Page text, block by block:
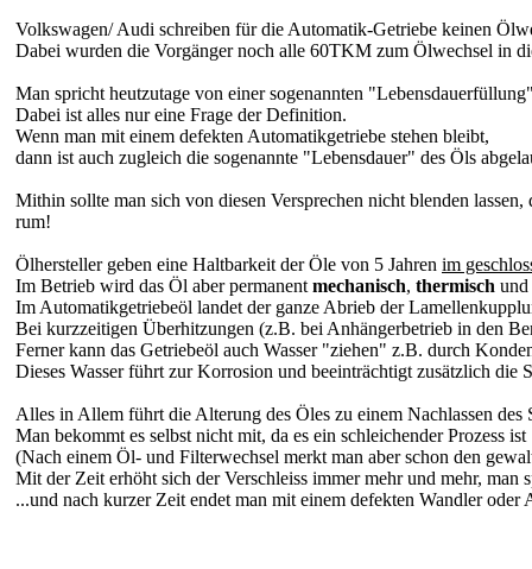
Volkswagen/ Audi schreiben für die Automatik-Getriebe keinen
Dabei wurden die Vorgänger noch alle 60TKM zum Ölwechsel in
Man spricht heutzutage von einer sogenannten
Dabei ist alles nur eine Frage der Definition.
Wenn man mit einem defekten Automatikgetriebe stehen bleibt,
dann ist auch zugleich die sogenannte "Lebensdauer" des Öls
Mithin sollte man sich von diesen Versprechen nicht blenden
rum!
Ölhersteller geben eine Haltbarkeit der Öle von 5 Jahren im
Im Betrieb wird das Öl aber permanent mechanisch, thermisch und
Im Automatikgetriebeöl landet der ganze Abrieb der
Bei kurzzeitigen Überhitzungen (z.B. bei Anhängerbetrieb in den
Ferner kann das Getriebeöl auch Wasser "ziehen" z.B. durch
Dieses Wasser führt zur Korrosion und beeinträchtigt zusätzlich die
Alles in Allem führt die Alterung des Öles zu einem Nachlassen
Man bekommt es selbst nicht mit, da es ein schleichender Prozess ist
(Nach einem Öl- und Filterwechsel merkt man aber schon den
Mit der Zeit erhöht sich der Verschleiss immer mehr und mehr, man
...und nach kurzer Zeit endet man mit einem defekten Wandler oder